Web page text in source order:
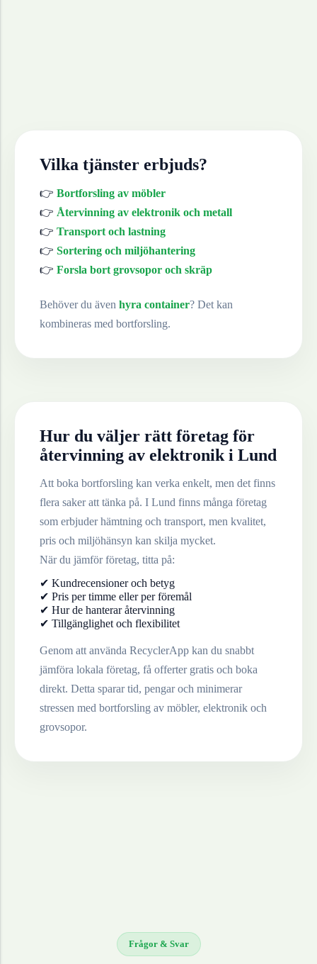
Vilka tjänster erbjuds?
👉 Bortforsling av möbler
👉 Återvinning av elektronik och metall
👉 Transport och lastning
👉 Sortering och miljöhantering
👉 Forsla bort grovsopor och skräp
Behöver du även hyra container? Det kan
kombineras med bortforsling.
Hur du väljer rätt företag för
återvinning av elektroniki Lund
Att boka bortforsling kan verka enkelt, men det finns
flera saker att tänka på. I Lund finns många företag
som erbjuder hämtning och transport, men kvalitet,
pris och miljöhänsyn kan skilja mycket.
När du jämför företag, titta på:
✔ Kundrecensioner och betyg
✔ Pris per timme eller per föremål
✔ Hur de hanterar återvinning
✔ Tillgänglighet och flexibilitet
Genom att använda RecyclerApp kan du snabbt
jämföra lokala företag, få offerter gratis och boka
direkt. Detta sparar tid, pengar och minimerar
stressen med bortforsling av möbler, elektronik och
grovsopor.
Frågor & Svar